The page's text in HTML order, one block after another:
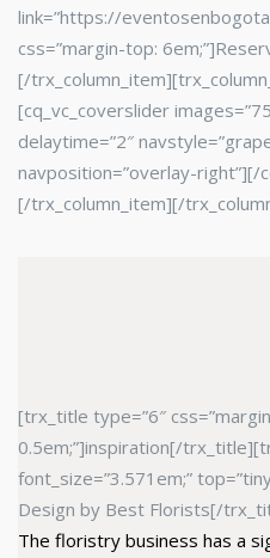
link=”https://
css=”margin-top:
[/
[cq_vc_coverslider
delaytime=”2″
navposition=”overlay-right”][/
[/trx_column_item][/
[trx_title type=”6″
0.5em;”]inspiration[/
font_size=”3.571em;”
Design by Best Florists[/
The floristry business has a